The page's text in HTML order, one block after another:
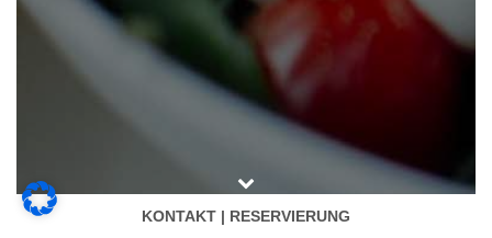
KONTAKT | RESERVIERUNG